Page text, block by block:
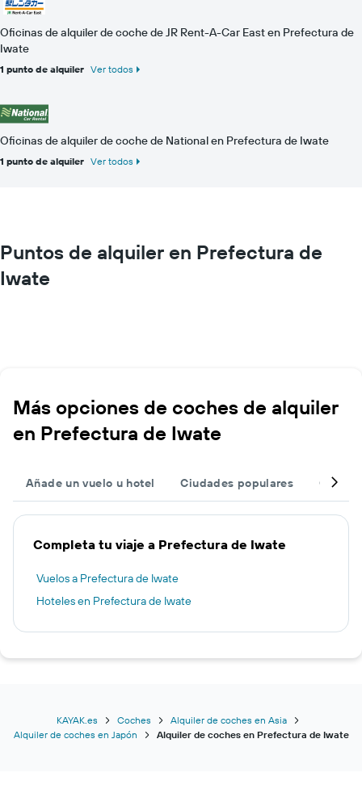
Oficinas de alquiler de coche de JR Rent-A-Car East en Prefectura de
Iwate
1 punto de alquiler Ver todos
Oficinas de alquiler de coche de National en Prefectura de Iwate
1 punto de alquiler Ver todos
Puntos de alquiler en Prefectura de
Iwate
Más opciones de coches de alquiler
en Prefectura de Iwate
Añade un vuelo u hotel Ciudades populares Otros
Completa tu viaje a Prefectura de Iwate
Vuelos a Prefectura de Iwate
Hoteles en Prefectura de Iwate
KAYAK.es Coches
Alquiler de coches en Asia
Alquiler de coches en Japón
Alquiler de coches en Prefectura de Iwate